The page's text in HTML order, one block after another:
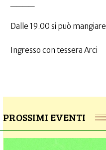
Dalle 19.00 si può mangiare
Ingresso con tessera Arci
PROSSIMI EVENTI